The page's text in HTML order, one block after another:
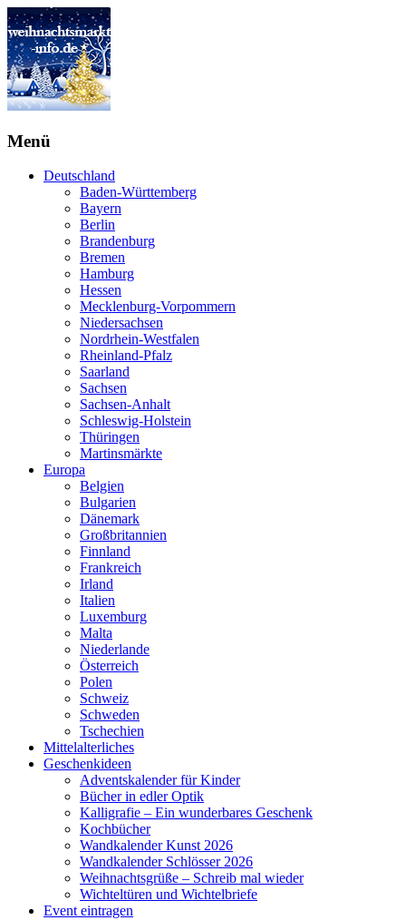
Menü
Deutschland
Baden-Württemberg
Bayern
Berlin
Brandenburg
Bremen
Hamburg
Hessen
Mecklenburg-Vorpommern
Niedersachsen
Nordrhein-Westfalen
Rheinland-Pfalz
Saarland
Sachsen
Sachsen-Anhalt
Schleswig-Holstein
Thüringen
Martinsmärkte
Europa
Belgien
Bulgarien
Dänemark
Großbritannien
Finnland
Frankreich
Irland
Italien
Luxemburg
Malta
Niederlande
Österreich
Polen
Schweiz
Schweden
Tschechien
Mittelalterliches
Geschenkideen
Adventskalender für Kinder
Bücher in edler Optik
Kalligrafie – Ein wunderbares Geschenk
Kochbücher
Wandkalender Kunst 2026
Wandkalender Schlösser 2026
Weihnachtsgrüße – Schreib mal wieder
Wichteltüren und Wichtelbriefe
Event eintragen